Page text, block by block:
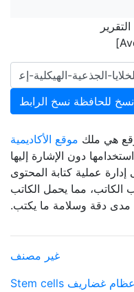
]
نسخ للحافظة
هي ملك موقع الأكاديمية
دون الإشارة إليها
عملية كتابة المحتوى
مما يحمل الكاتب
مدى دقة وسلامة ما يكتب.
غير مصنف
عظام غضاريف Stem cells